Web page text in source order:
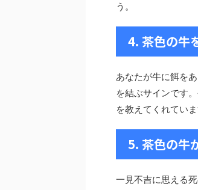
う。
4. 茶色の牛
あなたが牛に餌を
を結ぶサインです
を教えてくれてい
5. 茶色の牛
一見不吉に思える